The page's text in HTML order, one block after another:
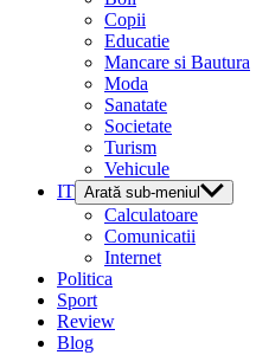
Copii
Educatie
Mancare si Bautura
Moda
Sanatate
Societate
Turism
Vehicule
IT Arată sub-meniul
Calculatoare
Comunicatii
Internet
Politica
Sport
Review
Blog